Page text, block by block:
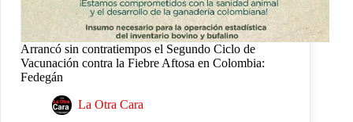
Arrancó sin contratiempos el Segundo Ciclo de
Vacunación contra la Fiebre Aftosa en Colombia:
Fedegán
La Otra Cara